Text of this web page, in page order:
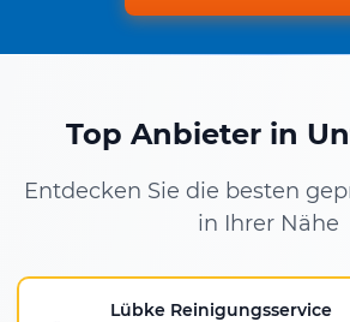
Top Anbieter in
Entdecken Sie die besten
in Ihrer Nähe
Lübke Reinigungsservice